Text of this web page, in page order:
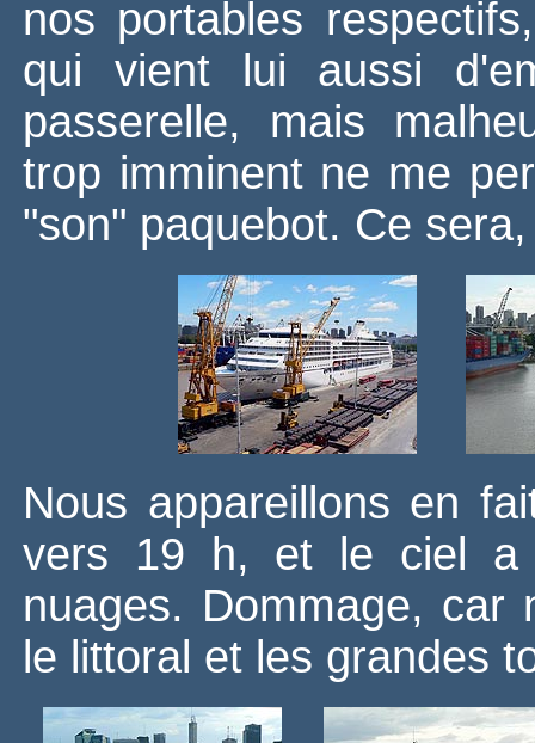
nos portables
qui vient lui aussi
passerelle, mais
trop imminent ne me
"son" paquebot. Ce
Nous appareillons en
vers 19 h, et le ciel a
nuages. Dommage, car
le littoral et les grandes